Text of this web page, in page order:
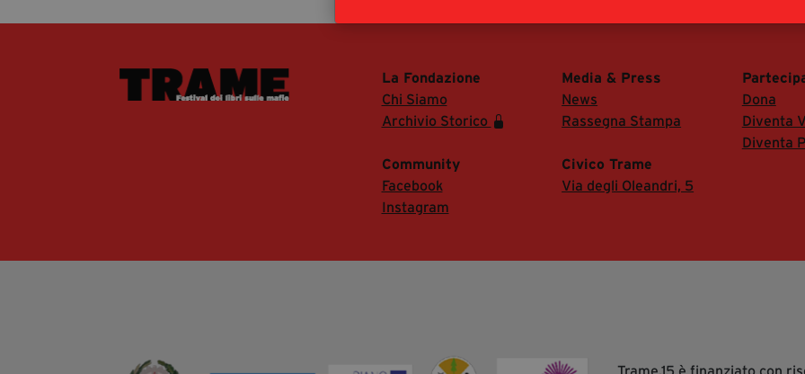
La Fondazione
Chi Siamo
Archivio Storico
Media & Press
News
Rassegna Stampa
Dona
Diventa
Diventa
Community
Facebook
Instagram
Civico Trame
Via degli Oleandri, 5
Trame.15 è finanziato con